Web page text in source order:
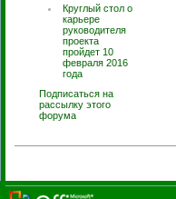
Круглый стол о
карьере
руководителя
проекта
пройдет 10
февраля 2016
года
Подписаться на
рассылку этого
форума